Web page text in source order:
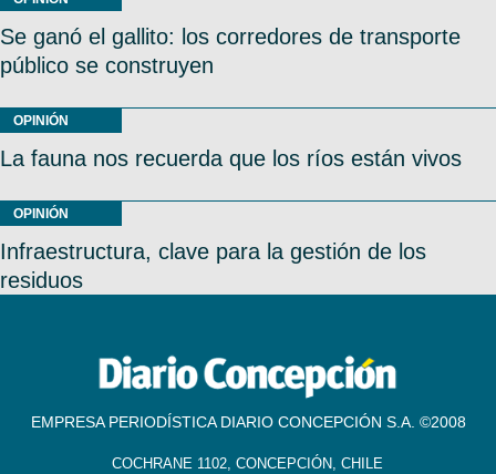
Se ganó el gallito: los corredores de transporte
público se construyen
OPINIÓN
La fauna nos recuerda que los ríos están vivos
OPINIÓN
Infraestructura, clave para la gestión de los
residuos
EMPRESA PERIODÍSTICA DIARIO CONCEPCIÓN S.A. ©2008
COCHRANE 1102, CONCEPCIÓN, CHILE